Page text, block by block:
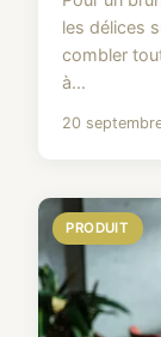
les délices
combler
à...
20
PRODUIT